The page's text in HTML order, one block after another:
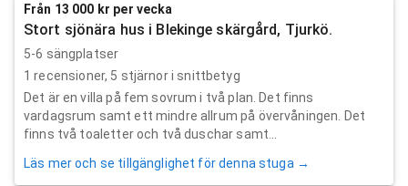
Från 13 000 kr per vecka
Stort sjönära hus i Blekinge skärgård, Tjurkö.
5-6 sängplatser
1 recensioner, 5 stjärnor i snittbetyg
Det är en villa på fem sovrum i två plan. Det finns
vardagsrum samt ett mindre allrum på övervåningen. Det
finns två toaletter och två duschar samt...
Läs mer och se tillgänglighet för denna stuga →